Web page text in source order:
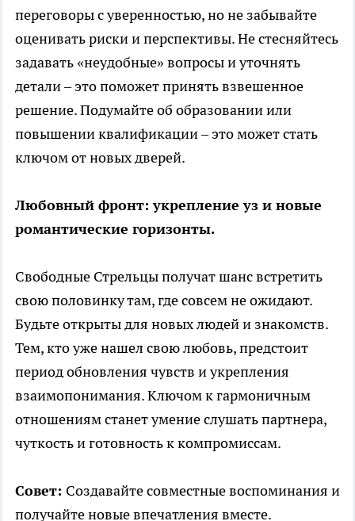
переговоры с уверенностью, но не забывайте
оценивать риски и перспективы. Не стесняйтесь
задавать «неудобные» вопросы и уточнять
детали – это поможет принять взвешенное
решение. Подумайте об образовании или
повышении квалификации – это может стать
ключом от новых дверей.
Любовный фронт: укрепление уз и новые
романтические горизонты.
Свободные Стрельцы получат шанс встретить
свою половинку там, где совсем не ожидают.
Будьте открыты для новых людей и знакомств.
Тем, кто уже нашел свою любовь, предстоит
период обновления чувств и укрепления
взаимопонимания. Ключом к гармоничным
отношениям станет умение слушать партнера,
чуткость и готовность к компромиссам.
Совет: Создавайте совместные воспоминания и
получайте новые впечатления вместе.